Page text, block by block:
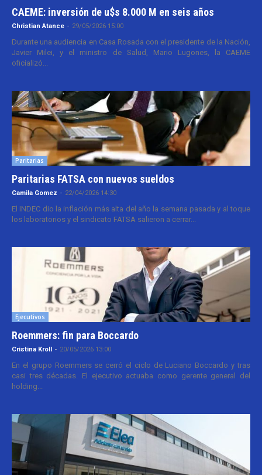
CAEME: inversión de u$s 8.000 M en seis años
Christian Atance - 29/05/2026 15:00
Durante una audiencia en Casa Rosada con el presidente de la Nación,
Javier Milei, y el ministro de Salud, Mario Lugones, la CAEME
oficializó...
Paritarias
Paritarias FATSA con nuevos sueldos
Camila Gomez - 22/04/2026 14:30
El INDEC dio la inflación más alta del año la semana pasada y al toque
los laboratorios y el sindicato FATSA salieron a cerrar...
Ejecutivos
Roemmers: fin para Boccardo
Cristina Kroll - 20/05/2026 13:00
En el grupo Roemmers se cerró el ciclo de Luciano Boccardo y tras
casi tres décadas. El ejecutivo actuaba como gerente general del
holding...